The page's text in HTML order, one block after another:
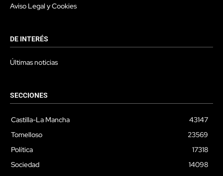
Aviso Legal y Cookies
DE INTERÉS
Últimas noticias
SECCIONES
Castilla-La Mancha
43147
Tomelloso
23569
Política
17318
Sociedad
14098